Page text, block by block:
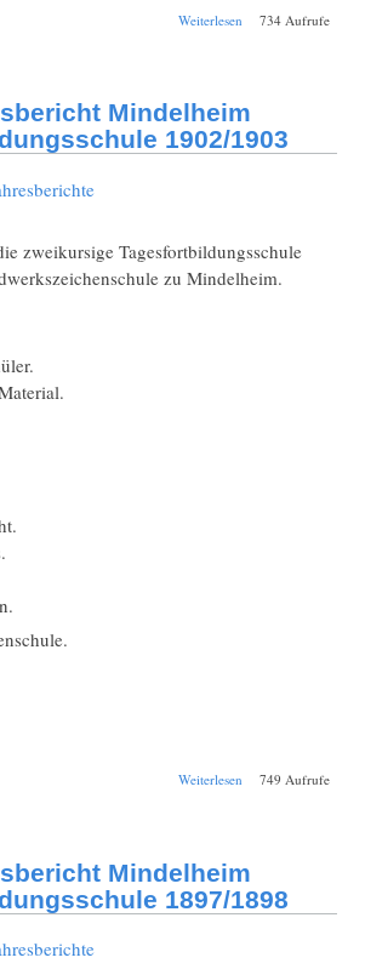
Weiterlesen über Schul-
734 Aufrufe
Mindelheim
1902/1903
zweikursige Tagesfortbildungsschule
zu Mindelheim.
Weiterlesen über Schul-
749 Aufrufe
Mindelheim
1897/1898